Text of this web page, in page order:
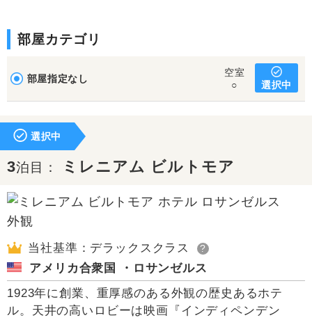
部屋カテゴリ
部屋指定なし
空室
○
選択中
選択中
3泊目： ミレニアム ビルトモア
当社基準：デラックスクラス ?
アメリカ合衆国 ・ロサンゼルス
1923年に創業、重厚感のある外観の歴史あるホテ
ル。天井の高いロビーは映画『インディペンデン